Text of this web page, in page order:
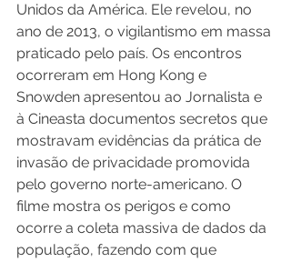
Unidos da América. Ele revelou, no
ano de 2013, o vigilantismo em massa
praticado pelo país. Os encontros
ocorreram em Hong Kong e
Snowden apresentou ao Jornalista e
à Cineasta documentos secretos que
mostravam evidências da prática de
invasão de privacidade promovida
pelo governo norte-americano. O
filme mostra os perigos e como
ocorre a coleta massiva de dados da
população, fazendo com que